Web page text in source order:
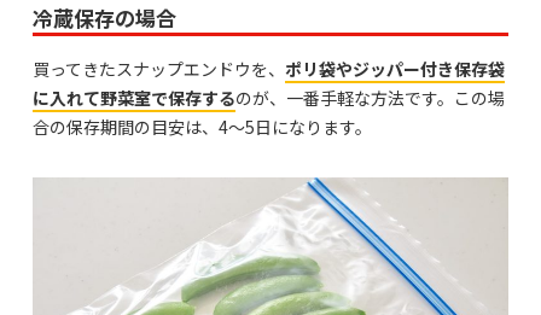
冷蔵保存の場合
買ってきたスナップエンドウを、 ポリ袋やジッパー付き保存袋
に入れて野菜室で保存するのが、一番手軽な方法です。この場
合の保存期間の目安は、4〜5日になります。